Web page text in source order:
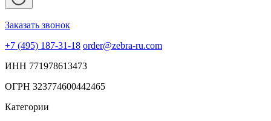
Заказать звонок
+7 (495) 187-31-18 order@zebra-ru.com
ИНН 771978613473
ОГРН 323774600442465
Категории